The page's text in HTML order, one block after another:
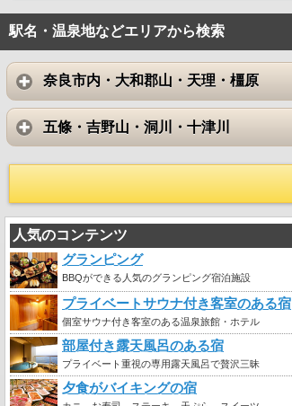
駅名・温泉地などエリアから検索
奈良市内・大和郡山・天理・橿原
五條・吉野山・洞川・十津川
人気のコンテンツ
グランピング
BBQができる人気のグランピング宿泊施設
プライベートサウナ付き客室のある宿
個室サウナ付き客室のある温泉旅館・ホテル
部屋付き露天風呂のある宿
プライベート重視の専用露天風呂で贅沢三昧
夕食がバイキングの宿